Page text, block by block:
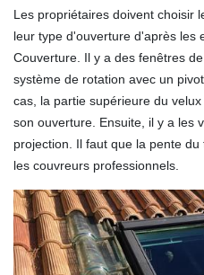
Les propriétaires doivent choisir
leur type d'ouverture d'après les
Couverture. Il y a des fenêtres
système de rotation avec un
cas, la partie supérieure du
son ouverture. Ensuite, il y a les
projection. Il faut que la pente
les couvreurs professionnels.